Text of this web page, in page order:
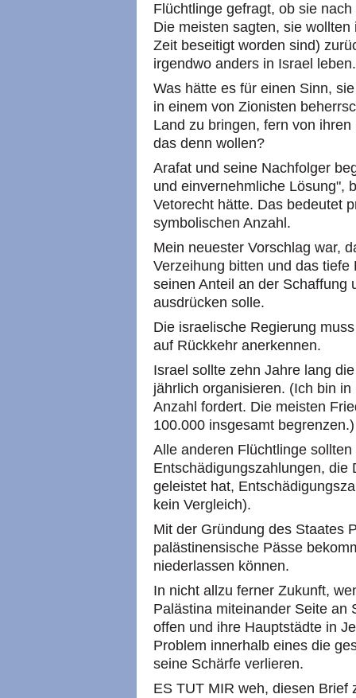
Flüchtlinge gefragt, ob sie
Die meisten sagten, sie
Zeit beseitigt worden sind)
irgendwo anders in Israel leben.
Was hätte es für einen Sinn,
in einem von Zionisten
Land zu bringen, fern von
das denn wollen?
Arafat und seine Nachfolger
und einvernehmliche Lösung",
Vetorecht hätte. Das bedeutet
symbolischen Anzahl.
Mein neuester Vorschlag war,
Verzeihung bitten und das
seinen Anteil an der Schaffung
ausdrücken solle.
Die israelische Regierung
auf Rückkehr anerkennen.
Israel sollte zehn Jahre lang
jährlich organisieren. (Ich bin
Anzahl fordert. Die meisten
100.000 insgesamt begrenzen.)
Alle anderen Flüchtlinge
Entschädigungszahlungen, die
geleistet hat,
kein Vergleich).
Mit der Gründung des Staates
palästinensische Pässe
niederlassen können.
In nicht allzu ferner Zukunft,
Palästina miteinander Seite an
offen und ihre Hauptstädte in
Problem innerhalb eines die
seine Schärfe verlieren.
ES TUT MIR weh, diesen Brief